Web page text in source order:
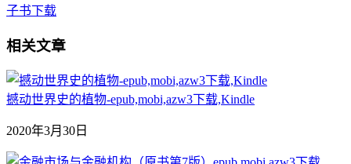
子书下载
相关文章
撼动世界史的植物-epub,mobi,azw3下载,Kindle
2020年3月30日